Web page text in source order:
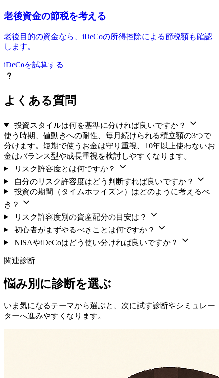
老後資金の節税を考える
老後目的の資金なら、iDeCoの所得控除による節税額も確認
します。
iDeCoを試算する
よくある質問
投資スタイルは何を基準に分ければ良いですか？
使う時期、値動きへの耐性、毎月続けられる積立額の3つで
分けます。短期で使うお金は守り重視、10年以上使わないお
金はバランス型や成長重視を検討しやすくなります。
リスク許容度とは何ですか？
自分のリスク許容度はどう判断すれば良いですか？
投資の期間（タイムホライズン）はどのように考えるべ
き？
リスク許容度別の資産配分の目安は？
初心者がまずやるべきことは何ですか？
NISAやiDeCoはどう使い分ければ良いですか？
関連診断
悩み別に診断を選ぶ
いま気になるテーマから選ぶと、次に試す診断やシミュレー
ターへ進みやすくなります。